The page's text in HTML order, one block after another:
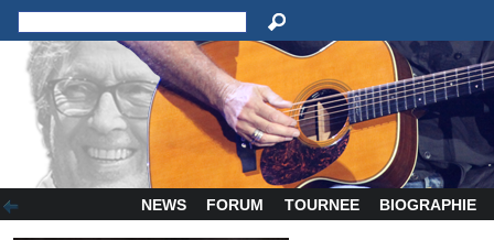
NEWS FORUM TOURNEE BIOGRAPHIE